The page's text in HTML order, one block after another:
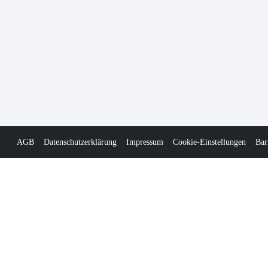
AGB Datenschutzerklärung Impressum Cookie-Einstellungen